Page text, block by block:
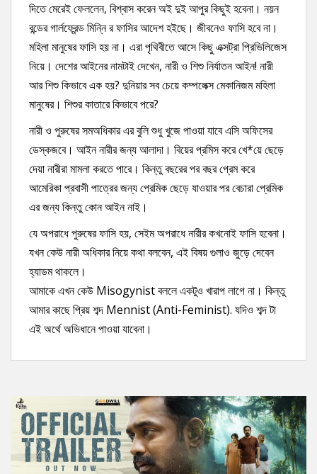
দিতে মেরেই ফেললেন, বিশ্বাস করেন অই দুই আপুর কিছুই হবেনা। নয়ন
বন্ডের গার্লফ্রেন্ড মিন্নি র ফাসির আদেশ হইছে। জীবনেও ফাসি হবে না।
মহিলা মানুষের ফাসি হয় না। এরা পৃথিবীতে আসে কিছু এক্সট্রা প্রিভিলিজেস
নিয়ে। দেশের আইনের নামটাই দেখেন, নারী ও শিশু নির্যাতন আইন! নারী
আর শিশু কিভাবে এক হয়? দুনিয়ার সব চেয়ে কম্পলেক্স মেকানিজম মহিলা
মানুষের। শিশুর কাতারে কিভাবে পরে?
নারী ও পুরুষের সমঅধিকার এর বুলি শুধু খুজে পাওয়া যাবে এসি অফিসের
ডেস্কজবে। আইন নারীর জন্য আলাদা। বিয়ের প্রমিস করে খে*য়ে ছেড়ে
দেয়া নারীরা মামলা করতে পারে। কিন্তু বছরের পর বছর প্রেম করে
আমেরিকা প্রবাসী পাত্রের জন্য প্রেমিক ছেড়ে যাওয়ার পর বেচারা প্রেমিক
এর জন্য কিন্তু কোন আইন নাই।
যে অপরাধে পুরুষের ফাসি হয়, সেইম অপরাধে নারীর কখনোই ফাসি হবেনা।
যখন কেউ নারী অধিকার নিয়ে কথা বলবেন, এই বিষয় গুলাও জুড়ে দেবেন
হ্যাডম থাকলে।
আমাকে এখন কেউ Misogynist বললে একটুও খারাপ লাগে না। কিন্তু
আমার কাছে প্রিয় শব্দ Mennist (Anti-Feminist). যদিও শব্দ টা
এই অর্থে অভিধানে পাওয়া যাবেনা।